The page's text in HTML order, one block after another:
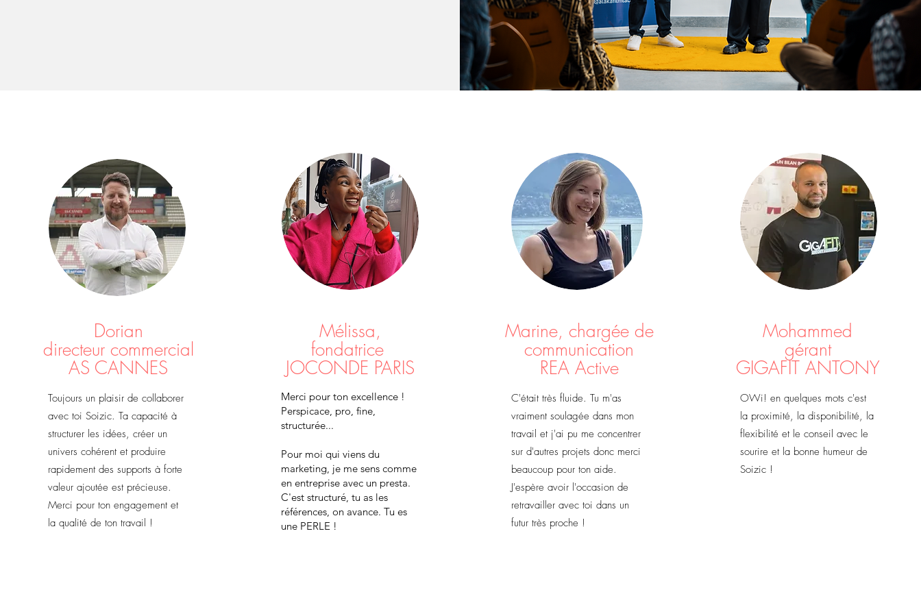
Dorian
directeur commercial
AS CANNES
Toujours un plaisir de collaborer
avec toi Soizic. Ta capacité à
structurer les idées, créer un
univers cohérent et produire
rapidement des supports à forte
valeur ajoutée est précieuse.
Merci pour ton engagement et
la qualité de ton travail !
Mélissa,
fondatrice
JOCONDE PARIS
Merci pour ton excellence !
Perspicace, pro, fine,
structurée...
Pour moi qui viens du
marketing, je me sens comme
en entreprise avec un presta.
C'est structuré, tu as les
références, on avance. Tu es
une PERLE !
Marine, chargée de
communication
REA Active
C'était très fluide. Tu m'as
vraiment soulagée dans mon
travail et j'ai pu me concentrer
sur d'autres projets donc merci
beaucoup pour ton aide.
J'espère avoir l'occasion de
retravailler avec toi dans un
futur très proche !
Mohammed
gérant
GIGAFIT ANTONY
OWi! en quelques mots c'est
la proximité, la disponibilité, la
flexibilité et le conseil avec le
sourire et la bonne humeur de
Soizic !